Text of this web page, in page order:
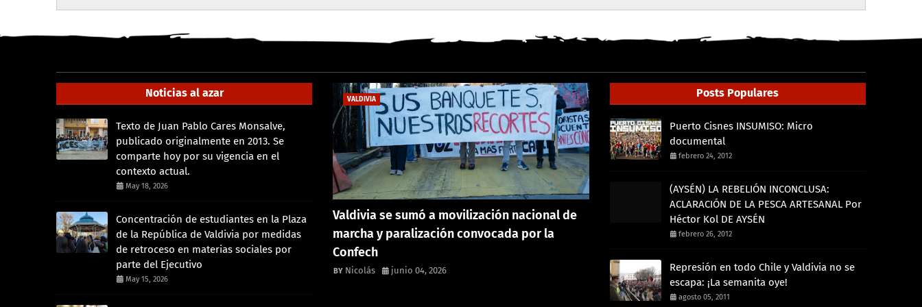
Noticias al azar
Texto de Juan Pablo Cares Monsalve,
publicado originalmente en 2013. Se
comparte hoy por su vigencia en el
contexto actual.
May 18, 2026
Concentración de estudiantes en la Plaza
de la República de Valdivia por medidas
de retroceso en materias sociales por
parte del Ejecutivo
May 15, 2026
VALDIVIA
Valdivia se sumó a movilización nacional de
marcha y paralización convocada por la
Confech
Nicolás junio 04, 2026
Posts Populares
Puerto Cisnes INSUMISO: Micro
documental
febrero 24, 2012
(AYSÉN) LA REBELIÓN INCONCLUSA:
ACLARACIÓN DE LA PESCA ARTESANAL Por
Héctor Kol DE AYSÉN
febrero 26, 2012
Represión en todo Chile y Valdivia no se
escapa: ¡La semanita oye!
agosto 05, 2011